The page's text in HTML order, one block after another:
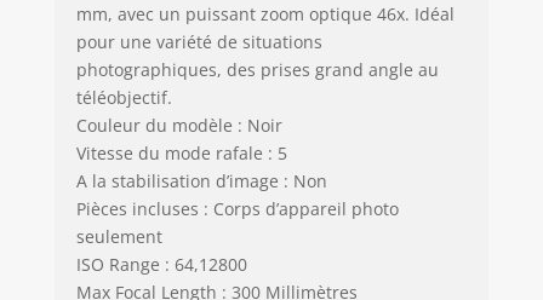
mm, avec un puissant zoom optique 46x. Idéal
pour une variété de situations
photographiques, des prises grand angle au
téléobjectif.
Couleur du modèle : Noir
Vitesse du mode rafale : 5
A la stabilisation d’image : Non
Pièces incluses : Corps d’appareil photo
seulement
ISO Range : 64,12800
Max Focal Length : 300 Millimètres